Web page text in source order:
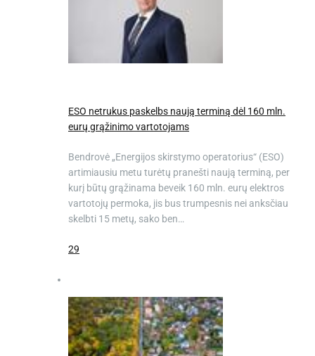
ESO netrukus paskelbs naują terminą dėl 160 mln.
eurų grąžinimo vartotojams
Bendrovė „Energijos skirstymo operatorius“ (ESO)
artimiausiu metu turėtų pranešti naują terminą, per
kurį būtų grąžinama beveik 160 mln. eurų elektros
vartotojų permoka, jis bus trumpesnis nei anksčiau
skelbti 15 metų, sako ben…
29